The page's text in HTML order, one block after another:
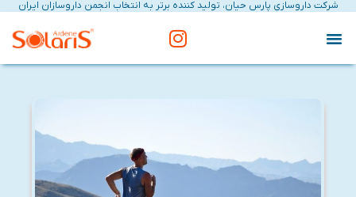
شرکت داروسازی پارس حیان، تولید کننده برتر به انتخاب انجمن داروسازان ایران